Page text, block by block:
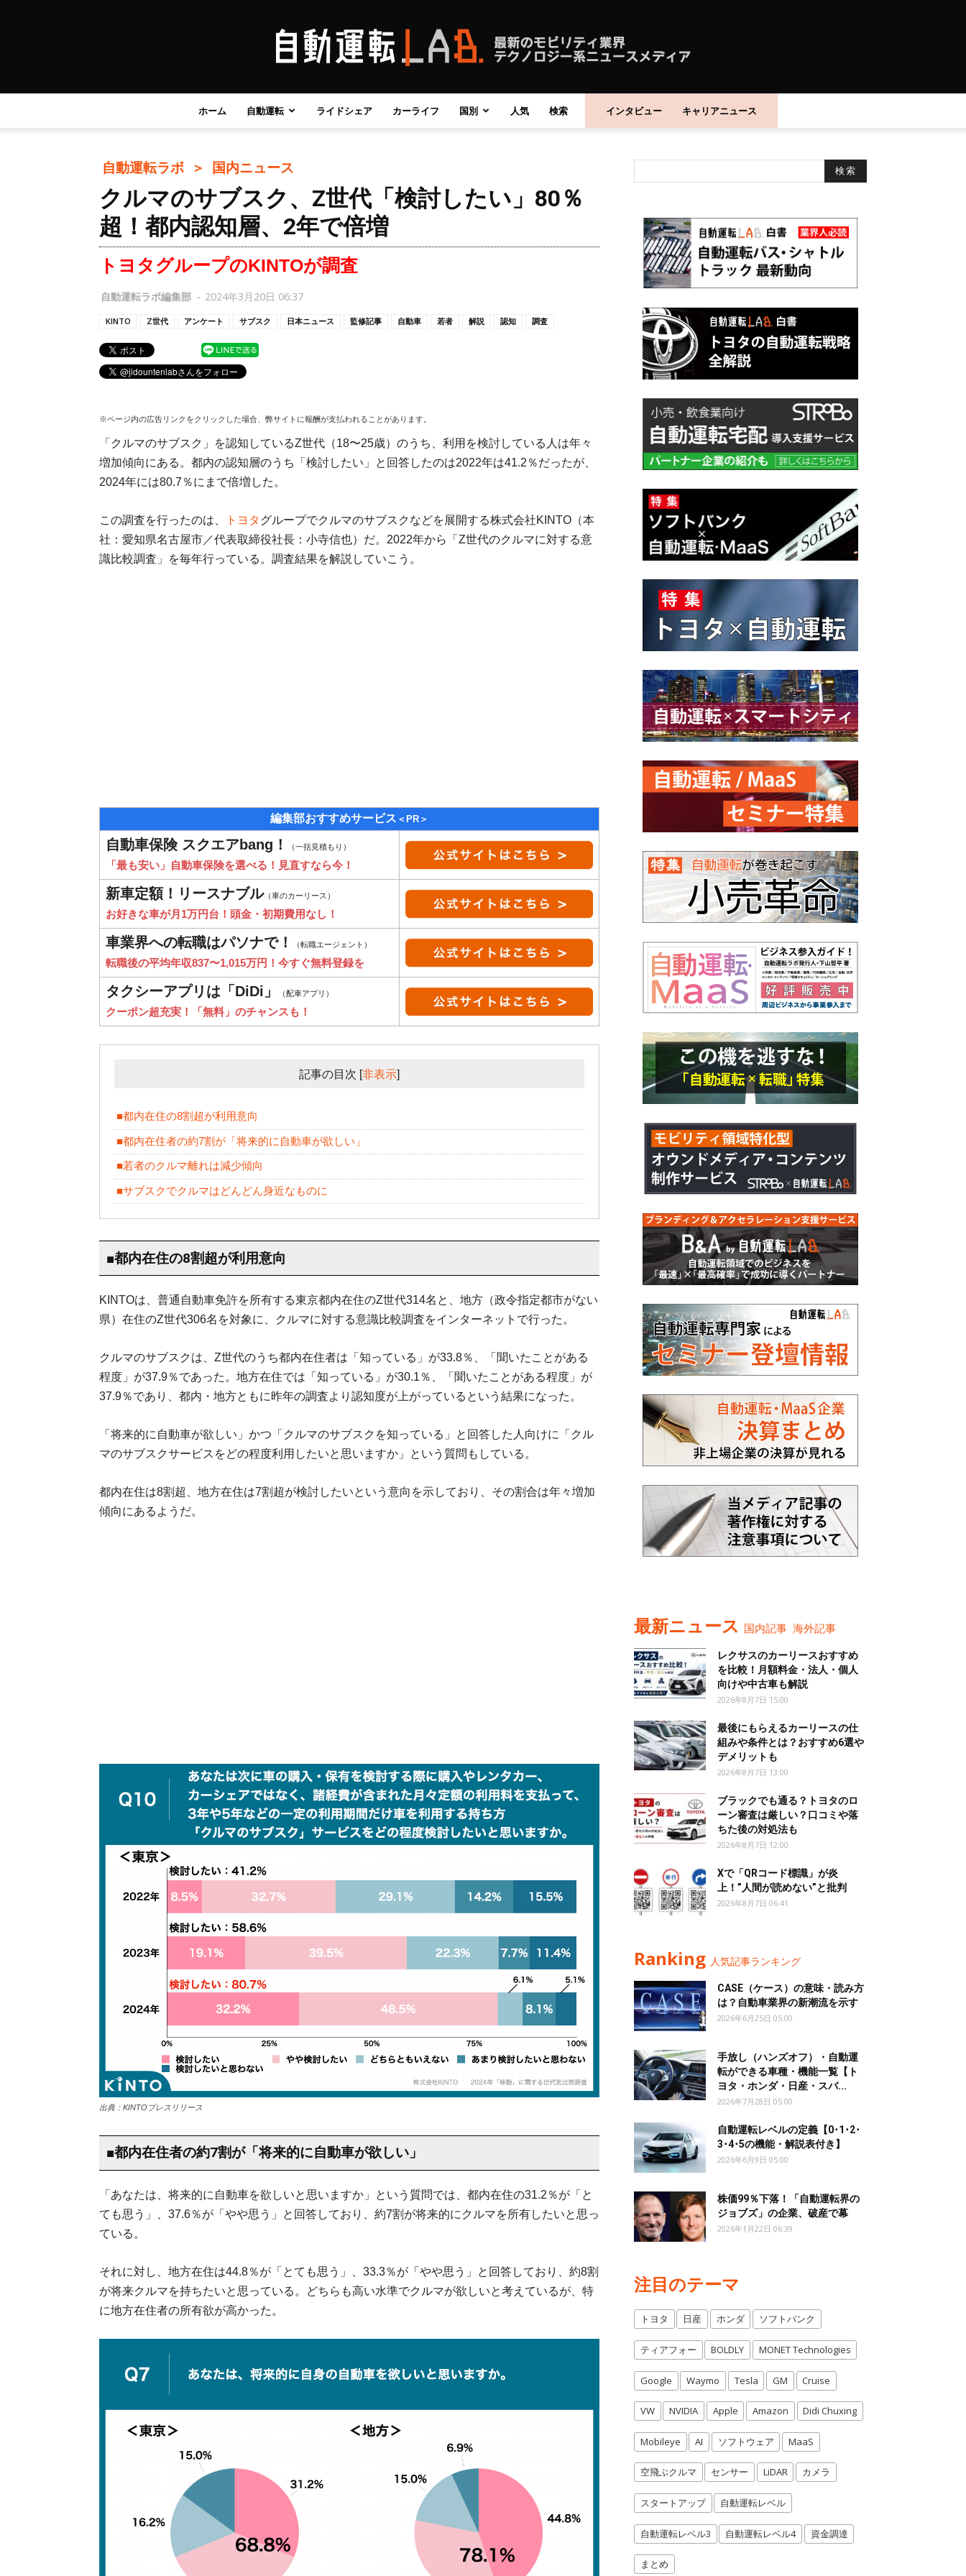
自
動
ホーム 自動運転 ライドシェア カーライフ 国別 人気 検索 インタビュー キャリアニュース
自動運転ラボ ＞ 国内ニュース
クルマのサブスク、Z世代「検討したい」80％
超！都内認知層、2年で倍増
トヨタグループのKINTOが調査
自動運転ラボ編集部 - 2024年3月20日 06:37
KINTO Z世代 アンケート サブスク 日本ニュース 監修記事 自動車 若者 解説 認知 調査
※ページ内の広告リンクをクリックした場合、弊サイトに報酬が支払われることがあります。
「クルマのサブスク」を認知しているZ世代（18〜25歳）のうち、利用を検討している人は年々
増加傾向にある。都内の認知層のうち「検討したい」と回答したのは2022年は41.2％だったが、
2024年には80.7％にまで倍増した。
この調査を行ったのは、 トヨタグループでクルマのサブスクなどを展開する株式会社KINTO（本
社：愛知県名古屋市／代表取締役社長：小寺信也）だ。2022年から「Z世代のクルマに対する意
識比較調査」を毎年行っている。調査結果を解説していこう。
編集部おすすめサービス ＜PR＞
自動車保険 スクエアbang！ （一括見積もり）
「最も安い」自動車保険を選べる！見直すなら今！
新車定額！リースナブル（車のカーリース）
お好きな車が月1万円台！頭金・初期費用なし！
車業界への転職はパソナで！ （転職エージェント）
転職後の平均年収837〜1,015万円！今すぐ無料登録を
タクシーアプリは「DiDi」 （配車アプリ）
クーポン超充実！「無料」のチャンスも！
記事の目次 [非表示]
■都内在住の8割超が利用意向
■都内在住者の約7割が「将来的に自動車が欲しい」
■若者のクルマ離れは減少傾向
■サブスクでクルマはどんどん身近なものに
■都内在住の8割超が利用意向
KINTOは、普通自動車免許を所有する東京都内在住のZ世代314名と、地方（政令指定都市がない
県）在住のZ世代306名を対象に、クルマに対する意識比較調査をインターネットで行った。
クルマのサブスクは、Z世代のうち都内在住者は「知っている」が33.8％、「聞いたことがある
程度」が37.9％であった。地方在住では「知っている」が30.1％、「聞いたことがある程度」が
37.9％であり、都内・地方ともに昨年の調査より認知度が上がっているという結果になった。
「将来的に自動車が欲しい」かつ「クルマのサブスクを知っている」と回答した人向けに「クル
マのサブスクサービスをどの程度利用したいと思いますか」という質問もしている。
都内在住は8割超、地方在住は7割超が検討したいという意向を示しており、その割合は年々増加
傾向にあるようだ。
出典：KINTOプレスリリース
■都内在住者の約7割が「将来的に自動車が欲しい」
「あなたは、将来的に自動車を欲しいと思いますか」という質問では、都内在住の31.2％が「と
ても思う」、37.6％が「やや思う」と回答しており、約7割が将来的にクルマを所有したいと思っ
ている。
それに対し、地方在住は44.8％が「とても思う」、33.3％が「やや思う」と回答しており、約8割
が将来クルマを持ちたいと思っている。どちらも高い水準でクルマが欲しいと考えているが、特
に地方在住者の所有欲が高かった。
最新ニュース 国内記事 海外記事
レクサスのカーリースおすすめ
を比較！月額料金・法人・個人
向けや中古車も解説
2026年8月7日 15:00
最後にもらえるカーリースの仕
組みや条件とは？おすすめ6選や
デメリットも
2026年8月7日 13:00
ブラックでも通る？トヨタのロ
ーン審査は厳しい？口コミや落
ちた後の対処法も
2026年8月7日 12:00
Xで「QRコード標識」が炎
上！”人間が読めない”と批判
2026年8月7日 06:41
Ranking 人気記事ランキング
CASE（ケース）の意味・読み方
は？自動車業界の新潮流を示す
2026年6月25日 05:00
手放し（ハンズオフ）・自動運
転ができる車種・機能一覧【ト
ヨタ・ホンダ・日産・スバ...
2026年7月28日 05:00
自動運転レベルの定義【0･1･2･
3･4･5の機能・解説表付き】
2026年6月9日 05:00
株価99％下落！「自動運転界の
ジョブズ」の企業、破産で幕
2026年1月22日 06:39
注目のテーマ
トヨタ 日産 ホンダ ソフトバンク
ティアフォー BOLDLY MONET Technologies
Google Waymo Tesla GM Cruise
VW NVIDIA Apple Amazon Didi Chuxing
Mobileye AI ソフトウェア MaaS
空飛ぶクルマ センサー LiDAR カメラ
スタートアップ 自動運転レベル
自動運転レベル3 自動運転レベル4 資金調達
まとめ